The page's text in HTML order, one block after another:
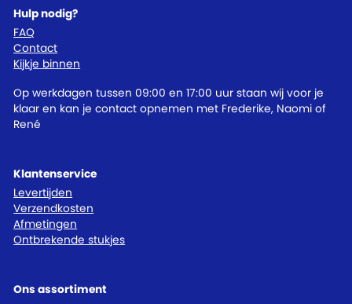
Klantenservice
Levertijden
Verzendkosten
Afmetingen
Ontbrekende stukjes
Ons assortiment
Hulp nodig?
FAQ
Contact
Kijkje binnen
Op werkdagen tussen 09:00 en 17:00 uur staan wij voor je
klaar en kan je contact opnemen met Frederike, Naomi of
René